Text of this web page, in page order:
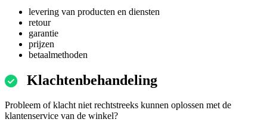
levering van producten en diensten
retour
garantie
prijzen
betaalmethoden
Klachtenbehandeling
Probleem of klacht niet rechtstreeks kunnen oplossen met de
klantenservice van de winkel?